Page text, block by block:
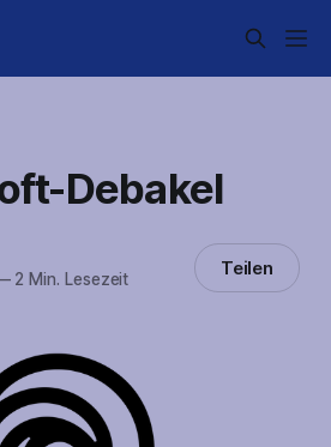
Debakel
2 Min. Lesezeit Teilen